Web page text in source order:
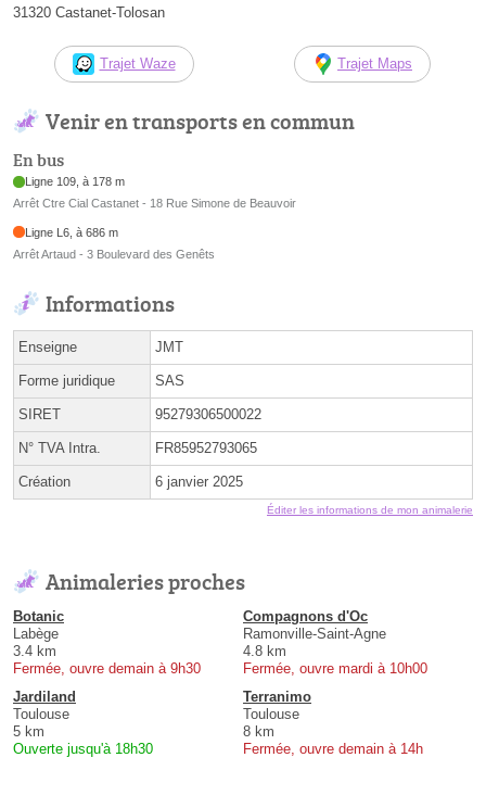
31320 Castanet-Tolosan
Trajet Waze Trajet Maps
Venir en transports en commun
En bus
Ligne 109, à 178 m
Arrêt Ctre Cial Castanet - 18 Rue Simone de Beauvoir
Ligne L6, à 686 m
Arrêt Artaud - 3 Boulevard des Genêts
Informations
Enseigne JMT
Forme juridique SAS
SIRET 95279306500022
N° TVA Intra. FR85952793065
Création 6 janvier 2025
Éditer les informations de mon animalerie
Animaleries proches
Botanic
Labège
3.4 km
Fermée, ouvre demain à 9h30
Compagnons d'Oc
Ramonville-Saint-Agne
4.8 km
Fermée, ouvre mardi à 10h00
Jardiland
Toulouse
5 km
Ouverte jusqu'à 18h30
Terranimo
Toulouse
8 km
Fermée, ouvre demain à 14h